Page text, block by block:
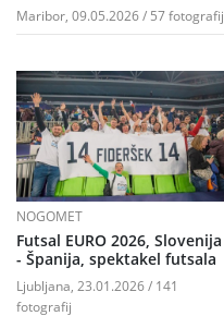
Maribor, 09.05.2026 / 57 fotografij
NOGOMET
Futsal EURO 2026, Slovenija
- Španija, spektakel futsala
Ljubljana, 23.01.2026 / 141
fotografij